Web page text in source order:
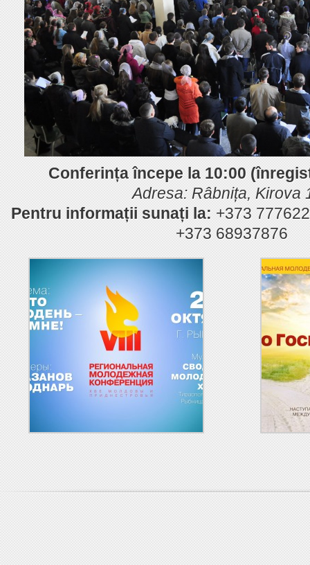
Conferința începe la 10:00
Adresa: Râbnița, Kirova
Pentru informații sunați la: +373
+373 68937876